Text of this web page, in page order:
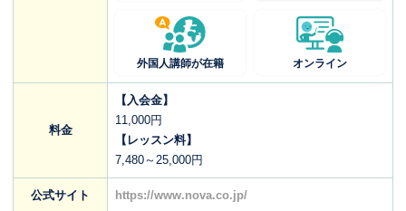
外国人講師が在籍 オンライン
料金
【入会金】
11,000円
【レッスン料】
7,480～25,000円
公式サイト https://www.nova.co.jp/